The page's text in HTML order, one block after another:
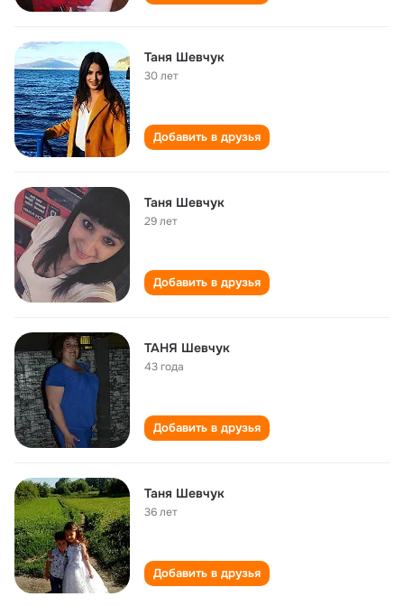
Таня Шевчук
30 лет
Добавить в друзья
Таня Шевчук
29 лет
Добавить в друзья
ТАНЯ Шевчук
43 года
Добавить в друзья
Таня Шевчук
36 лет
Добавить в друзья